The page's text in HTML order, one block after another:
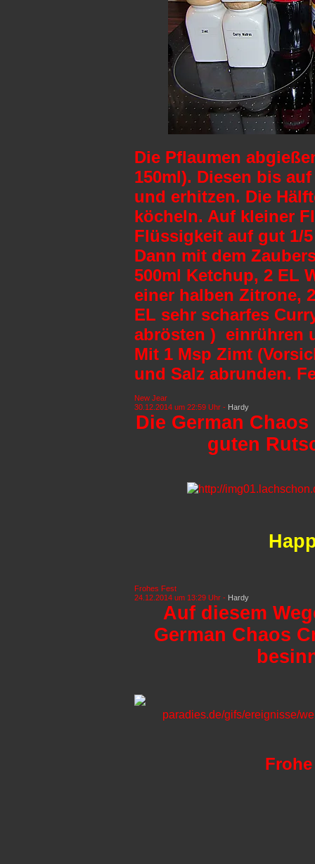
Die Pflaumen
150ml). Diesen bis
und erhitzen. Die
köcheln. Auf kleiner
Flüssigkeit auf gut 1/
Dann mit dem
500ml Ketchup, 2 EL
einer halben Zitrone,
EL sehr scharfes
abrösten ) einrühren
Mit 1 Msp Zimt
und Salz abrunden.
New Jear
30.12.2014 um 22:59 Uhr - Hardy
Die German
guten
Frohes Fest
24.12.2014 um 13:29 Uhr - Hardy
Auf diesem
German Chaos